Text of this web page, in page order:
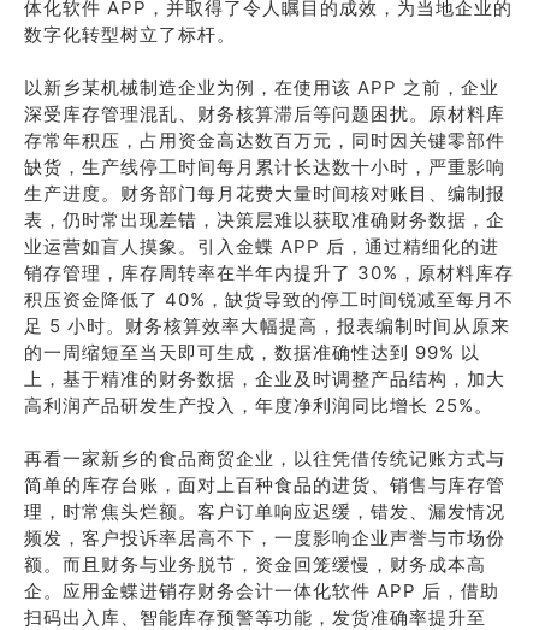
体化软件 APP，并取得了令人瞩目的成效，为当地企业的
数字化转型树立了标杆。
以新乡某机械制造企业为例，在使用该 APP 之前，企业
深受库存管理混乱、财务核算滞后等问题困扰。原材料库
存常年积压，占用资金高达数百万元，同时因关键零部件
缺货，生产线停工时间每月累计长达数十小时，严重影响
生产进度。财务部门每月花费大量时间核对账目、编制报
表，仍时常出现差错，决策层难以获取准确财务数据，企
业运营如盲人摸象。引入金蝶 APP 后，通过精细化的进
销存管理，库存周转率在半年内提升了 30%，原材料库存
积压资金降低了 40%，缺货导致的停工时间锐减至每月不
足 5 小时。财务核算效率大幅提高，报表编制时间从原来
的一周缩短至当天即可生成，数据准确性达到 99% 以
上，基于精准的财务数据，企业及时调整产品结构，加大
高利润产品研发生产投入，年度净利润同比增长 25%。
再看一家新乡的食品商贸企业，以往凭借传统记账方式与
简单的库存台账，面对上百种食品的进货、销售与库存管
理，时常焦头烂额。客户订单响应迟缓，错发、漏发情况
频发，客户投诉率居高不下，一度影响企业声誉与市场份
额。而且财务与业务脱节，资金回笼缓慢，财务成本高
企。应用金蝶进销存财务会计一体化软件 APP 后，借助
扫码出入库、智能库存预警等功能，发货准确率提升至